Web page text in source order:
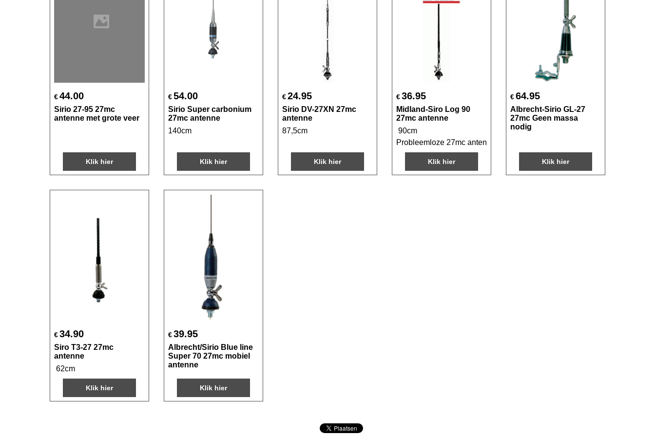
€44.00
Sirio 27-95 27mc
antenne met grote veer
Klik hier
€54.00
Sirio Super carbonium
27mc antenne
140cm
Klik hier
€24.95
Sirio DV-27XN 27mc
antenne
87,5cm
Klik hier
€36.95
Midland-Siro Log 90
27mc antenne
90cm
Probleemloze 27mc antenne voor gebruik op vrachtwagens, 4x4 en
Klik hier
€64.95
Albrecht-Sirio GL-27
27mc Geen massa
nodig
Klik hier
€34.90
Siro T3-27 27mc
antenne
62cm
Klik hier
€39.95
Albrecht/Sirio Blue line
Super 70 27mc mobiel
antenne
Klik hier